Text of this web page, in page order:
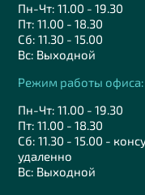
Пн-Чт: 11.00 - 19.30
Пт: 11.00 - 18.30
Сб: 11.30 - 15.00
Вс: Выходной
Режим работы офиса:
Пн-Чт: 11.00 - 19.30
Пт: 11.00 - 18.30
Сб: 11.30 - 15.00 -
удаленно
Вс: Выходной